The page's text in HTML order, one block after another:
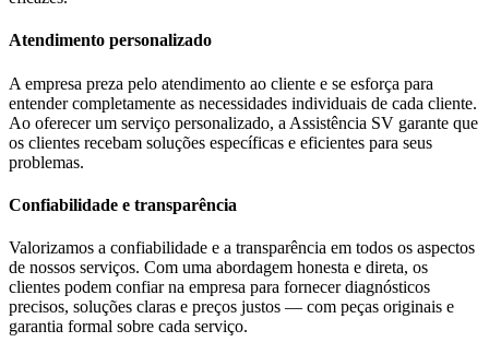
Atendimento personalizado
A empresa preza pelo atendimento ao cliente e se esforça para
entender completamente as necessidades individuais de cada cliente.
Ao oferecer um serviço personalizado, a Assistência SV garante que
os clientes recebam soluções específicas e eficientes para seus
problemas.
Confiabilidade e transparência
Valorizamos a confiabilidade e a transparência em todos os aspectos
de nossos serviços. Com uma abordagem honesta e direta, os
clientes podem confiar na empresa para fornecer diagnósticos
precisos, soluções claras e preços justos — com peças originais e
garantia formal sobre cada serviço.